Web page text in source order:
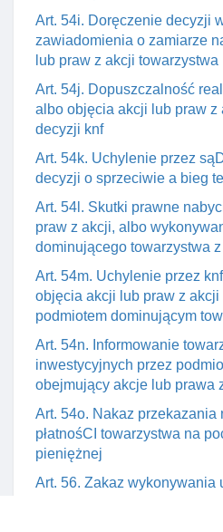
Art. 54i. Doręczenie decyzji
zawiadomienia o zamiarze
lub praw z akcji towarzystwa
Art. 54j. Dopuszczalność
albo objęcia akcji lub praw z
decyzji knf
Art. 54k. Uchylenie przez
decyzji o sprzeciwie a bieg
Art. 54l. Skutki prawne
praw z akcji, albo
dominującego towarzystwa
Art. 54m. Uchylenie przez
objęcia akcji lub praw z
podmiotem dominującym
Art. 54n. Informowanie
inwestycyjnych przez
obejmujący akcje lub prawa
Art. 54o. Nakaz przekazania
płatnośCI towarzystwa na
pieniężnej
Art. 56. Zakaz wykonywania